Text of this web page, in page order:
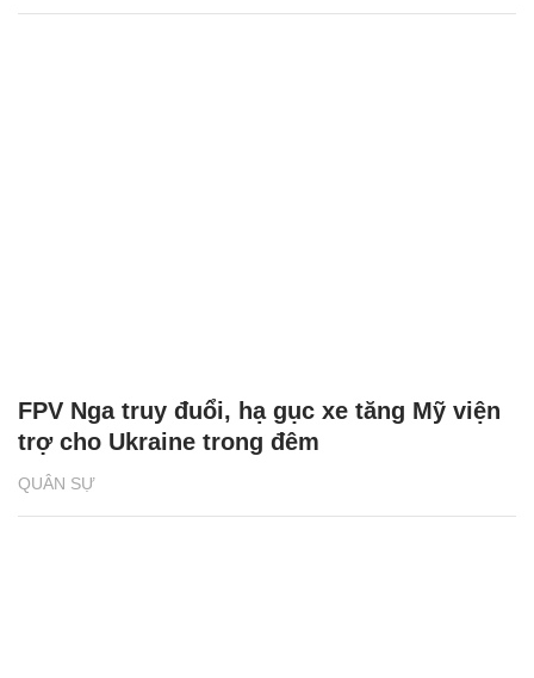
QUÂN SỰ
FPV Nga truy đuổi, hạ gục xe tăng Mỹ viện
trợ cho Ukraine trong đêm